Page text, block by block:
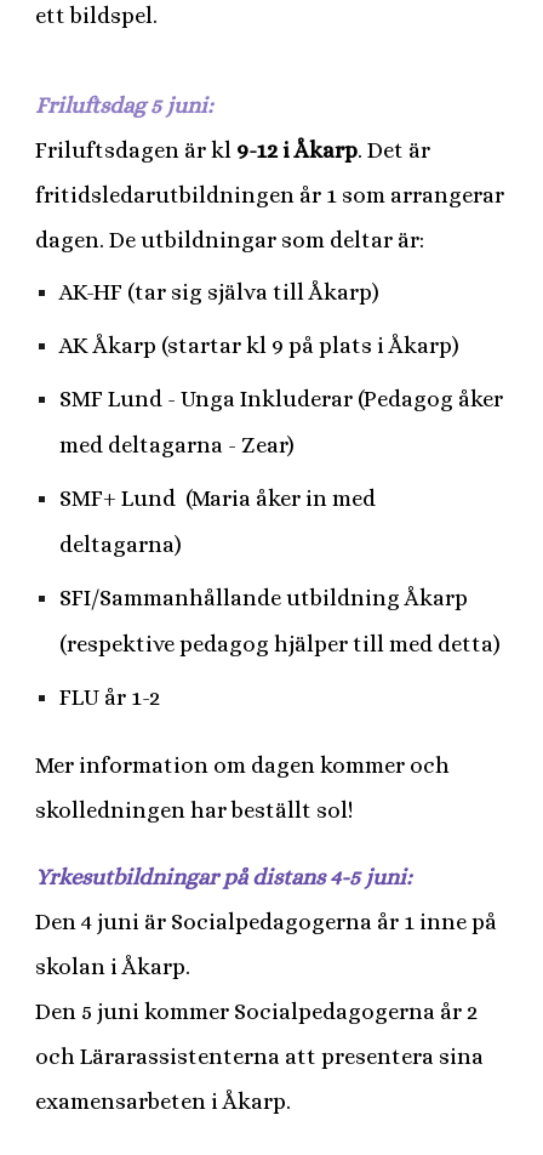
ett bildspel.
Friluftsdag 5 juni:
Friluftsdagen är kl 9-12 i Åkarp. Det är
fritidsledarutbildningen år 1 som arrangerar
dagen. De utbildningar som deltar är:
AK-HF (tar sig själva till Åkarp)
AK Åkarp (startar kl 9 på plats i Åkarp)
SMF Lund - Unga Inkluderar (Pedagog åker
med deltagarna - Zear)
SMF+ Lund (Maria åker in med
deltagarna)
SFI/Sammanhållande utbildning Åkarp
(respektive pedagog hjälper till med detta)
FLU år 1-2
Mer information om dagen kommer och
skolledningen har beställt sol!
Yrkesutbildningar på distans 4-5 juni:
Den 4 juni är Socialpedagogerna år 1 inne på
skolan i Åkarp.
Den 5 juni kommer Socialpedagogerna år 2
och Lärarassistenterna att presentera sina
examensarbeten i Åkarp.